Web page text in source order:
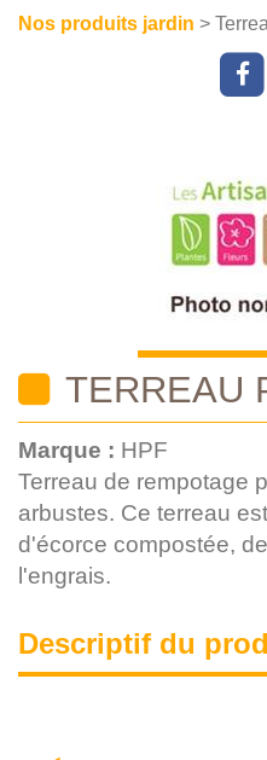
Nos produits jardin >
TERREAU
Marque : HPF
Terreau de rempotage
arbustes. Ce terreau
d'écorce compostée,
l'engrais.
Descriptif du